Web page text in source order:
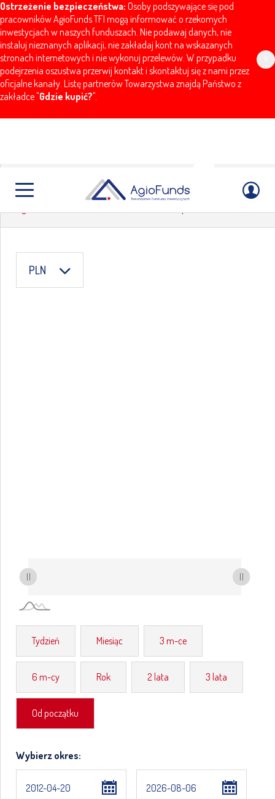
Ostrzeżenie bezpieczeństwa: Osoby podszywające się pod
pracowników AgioFunds TFI mogą informować o rzekomych
inwestycjach w naszych funduszach. Nie podawaj danych, nie
instaluj nieznanych aplikacji, nie zakładaj kont na wskazanych
stronach internetowych i nie wykonuj przelewów. W przypadku
podejrzenia oszustwa przerwij kontakt i skontaktuj się z nami przez
oficjalne kanały. Listę partnerów Towarzystwa znajdą Państwo z
zakładce "Gdzie kupić?".
AGIO Kapitał PLUS
PLN
Tydzień Miesiąc 3 m-ce
6 m-cy Rok 2 lata 3 lata
Od początku
Wybierz okres: